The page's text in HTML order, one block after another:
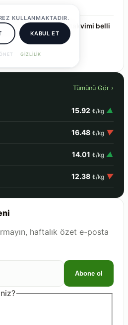
desteği ve ödeme takvimi belli
Tümünü Gör ›
15.92 ₺/kg ▲
16.48 ₺/kg ▼
14.01 ₺/kg ▲
12.38 ₺/kg ▼
haftalık özet e-posta
Abone ol
KULLANMAKTADIR.
KABUL ET
GIZLILIK